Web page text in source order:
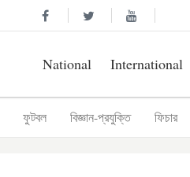
National International
ফুটবল বিজ্ঞান-প্রযুক্তি ফিচার